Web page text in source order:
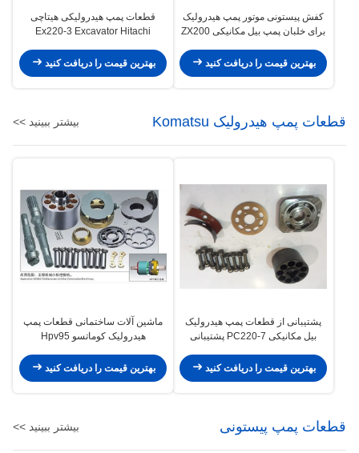
کفش پیستونی موتور پمپ هیدرولیک
برای خلبان پمپ بیل مکانیکی ZX200
بهترین قیمت را دریافت کنید
قطعات پمپ هیدرولیکی هیتاچی
Ex220-3 Excavator Hitachi
HPV125B
بهترین قیمت را دریافت کنید
قطعات پمپ هیدرولیک Komatsu بیشتر ببینید >>
پشتیبانی از قطعات پمپ هیدرولیک
بیل مکانیکی PC220-7 پشتیبانی
بهترین قیمت را دریافت کنید
ماشین آلات ساختمانی قطعات پمپ
هیدرولیک کوماتسو Hpv95
بهترین قیمت را دریافت کنید
قطعات پمپ پیستونی بیشتر ببینید >>